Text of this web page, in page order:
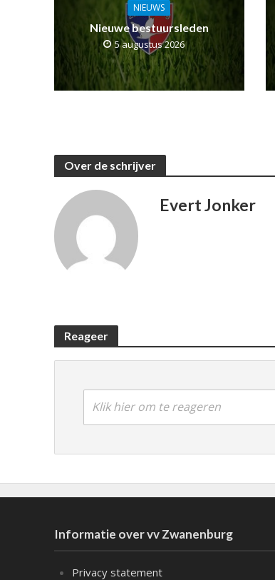
NIEUWS
Nieuwe bestuursleden
5 augustus 2026
Over de schrijver
Evert Jonker
Reageer
Klik hier om te reageren
Informatie over vv Zwanenburg
Privacy statement